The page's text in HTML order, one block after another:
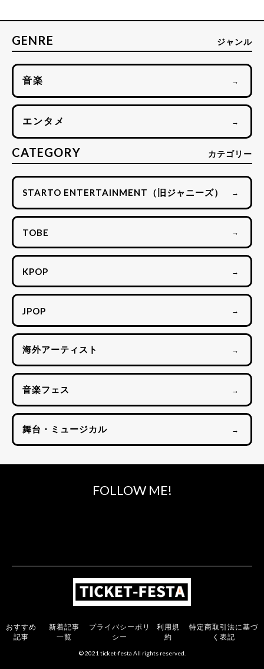
GENRE ジャンル
音楽 →
エンタメ →
CATEGORY カテゴリー
STARTO ENTERTAINMENT（旧ジャニーズ） →
TOBE →
KPOP →
JPOP →
海外アーティスト →
音楽フェス →
舞台・ミュージカル →
FOLLOW ME!
おすすめ
記事
新着記事
一覧
プライバシーポリ
シー
利用規
約
特定商取引法に基づ
く表記
© 2021 ticket-festa All rights reserved.